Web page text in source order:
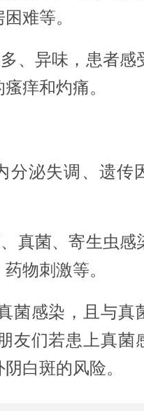
难等。
、异味，患者感
痒和灼痛。
分泌失调、遗传
真菌、寄生虫感
物刺激等。
菌感染，且与真
友们若患上真菌
白斑的风险。